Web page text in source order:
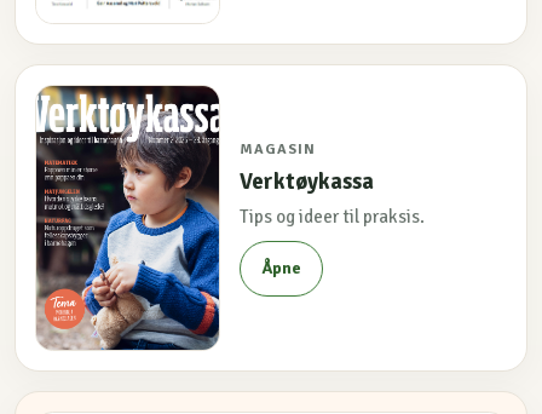
MAGASIN
Verktøykassa
Tips og ideer til praksis.
Åpne